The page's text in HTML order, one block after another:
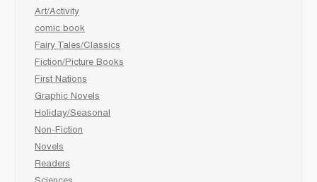
Art/Activity
comic book
Fairy Tales/Classics
Fiction/Picture Books
First Nations
Graphic Novels
Holiday/Seasonal
Non-Fiction
Novels
Readers